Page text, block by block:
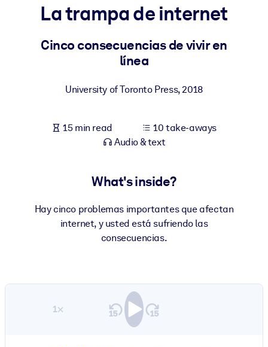
For LMS/LXP
Bring bite-sized, verified knowledge into your LMS/LXP for
For Corporate Libraries
knowledge.
La trampa de internet
Cinco consecuencias de vivir en
línea
University of Toronto Press,2018
15 min read
10 take-aways
Audio & text
What's inside?
Hay cinco problemas importantes que afectan
internet, y usted está sufriendo las
consecuencias.
1×